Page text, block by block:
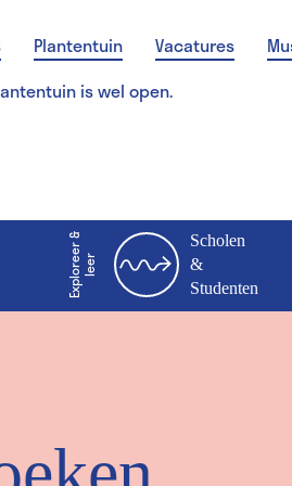
Plantentuin Vacatures
is wel open.
E
x
p
l
o
re
e
r
&
l
e
er
Scholen
&
Studenten